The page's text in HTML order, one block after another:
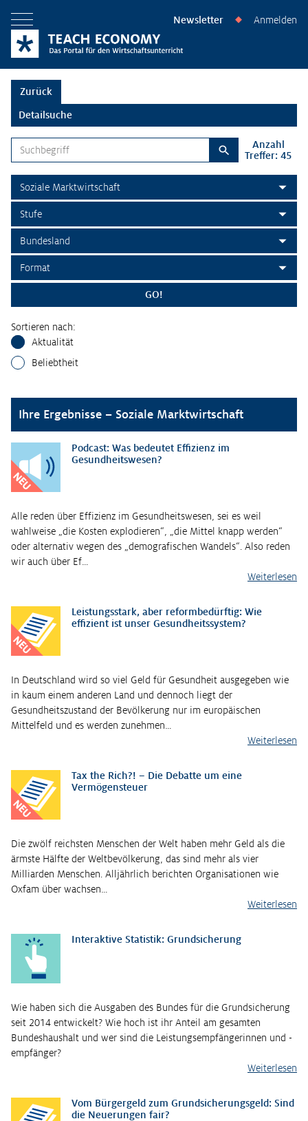
Menü öffnen Newsletter ◆ Anmelden
Zurück
Detailsuche
Suchbegriff
Suchen
Anzahl
Treffer: 45
Themenbereich
Stufe
Bundesland
Format
Sortieren nach:
Aktualität
Beliebtheit
Ihre Ergebnisse – Soziale Marktwirtschaft
NEU
Podcast: Was bedeutet Effizienz im
Gesundheitswesen?
Alle reden über Effizienz im Gesundheitswesen, sei es weil
wahlweise „die Kosten explodieren“, „die Mittel knapp werden“
oder alternativ wegen des „demografischen Wandels“. Also reden
wir auch über Ef…
Weiterlesen
NEU
Leistungsstark, aber reformbedürftig: Wie
effizient ist unser Gesundheitssystem?
In Deutschland wird so viel Geld für Gesundheit ausgegeben wie
in kaum einem anderen Land und dennoch liegt der
Gesundheitszustand der Bevölkerung nur im europäischen
Mittelfeld und es werden zunehmen…
Weiterlesen
NEU
Tax the Rich?! – Die Debatte um eine
Vermögensteuer
Die zwölf reichsten Menschen der Welt haben mehr Geld als die
ärmste Hälfte der Weltbevölkerung, das sind mehr als vier
Milliarden Menschen. Alljährlich berichten Organisationen wie
Oxfam über wachsen…
Weiterlesen
Interaktive Statistik: Grundsicherung
Wie haben sich die Ausgaben des Bundes für die Grundsicherung
seit 2014 entwickelt? Wie hoch ist ihr Anteil am gesamten
Bundeshaushalt und wer sind die Leistungsempfängerinnen und -
empfänger?
Weiterlesen
Vom Bürgergeld zum Grundsicherungsgeld: Sind
die Neuerungen fair?